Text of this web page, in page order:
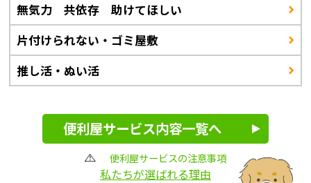
無気力 共依存 助けてほしい
片付けられない・ゴミ屋敷
推し活・ぬい活
便利屋サービス内容一覧へ
便利屋サービスの注意事項
私たちが選ばれる理由